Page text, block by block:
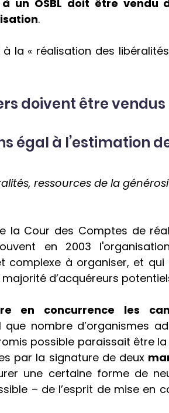
un OSBL doit être vendu
.
la « réalisation des
doivent être
égal à l’estimation
ressources de la
la Cour des Comptes de
en 2003
complexe à organiser, et
d’acquéreurs
en concurrence les
nombre d’organismes
possible paraissait être
par la signature de deux
une certaine forme de
– de l’esprit de mise en